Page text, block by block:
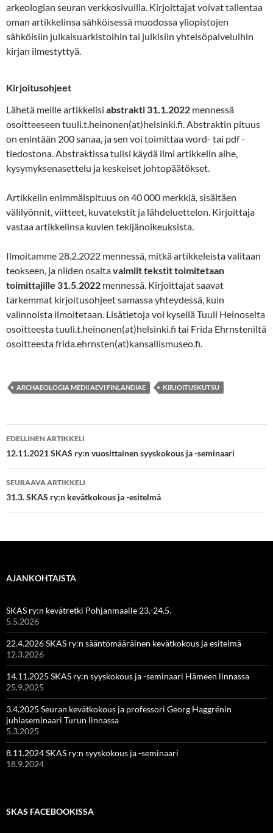
arkeologian seuran verkkosivuilla. Kirjoittajat voivat tallentaa
oman artikkelinsa sähköisessä muodossa yliopistojen
sähköisiin julkaisuarkistoihin tai julkisiin yhteisöpalveluihin
kirjan ilmestyttyä.
Kirjoitusohjeet
Lähetä meille artikkelisi abstrakti 31.1.2022 mennessä
osoitteeseen tuuli.t.heinonen(at)helsinki.fi. Abstraktin pituus
on enintään 200 sanaa, ja sen voi toimittaa word- tai pdf -
tiedostona. Abstraktissa tulisi käydä ilmi artikkelin aihe,
kysymyksenasettelu ja keskeiset johtopäätökset.
Artikkelin enimmäispituus on 40 000 merkkiä, sisältäen
välilyönnit, viitteet, kuvatekstit ja lähdeluettelon. Kirjoittaja
vastaa artikkelinsa kuvien tekijänoikeuksista.
Ilmoitamme 28.2.2022 mennessä, mitkä artikkeleista valitaan
teokseen, ja niiden osaltavalmiit tekstit toimitetaan
toimittajille 31.5.2022 mennessä. Kirjoittajat saavat
tarkemmat kirjoitusohjeet samassa yhteydessä, kuin
valinnoista ilmoitetaan. Lisätietoja voi kysellä Tuuli Heinoselta
osoitteesta tuuli.t.heinonen(at)helsinki.fi tai Frida Ehrnsteniltä
osoitteesta frida.ehrnsten(at)kansallismuseo.fi.
ARCHAEOLOGIA MEDII AEVI FINLANDIAE KIRJOITUSKUTSU
Artikkelien
selaus
EDELLINEN ARTIKKELI
12.11.2021 SKAS ry:n vuosittainen syyskokous ja -seminaari
SEURAAVA ARTIKKELI
31.3. SKAS ry:n kevätkokous ja -esitelmä
AJANKOHTAISTA
SKAS ry:n kevätretki Pohjanmaalle 23.-24.5.
5.5.2026
22.4.2026 SKAS ry:n sääntömääräinen kevätkokous ja esitelmä
12.3.2026
14.11.2025 SKAS ry:n syyskokous ja -seminaari Hämeen linnassa
25.9.2025
3.4.2025 Seuran kevätkokous ja professori Georg Haggrénin
juhlaseminaari Turun linnassa
5.3.2025
8.11.2024 SKAS ry:n syyskokous ja -seminaari
18.9.2024
SKAS FACEBOOKISSA